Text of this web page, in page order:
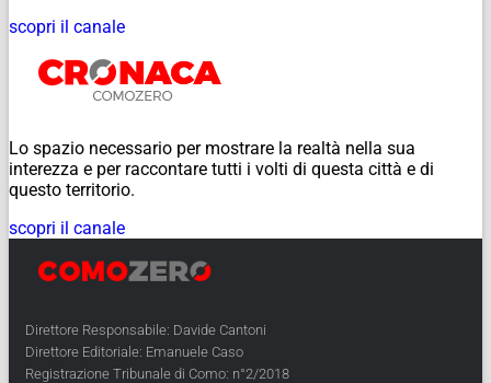
scopri il canale
Lo spazio necessario per mostrare la realtà nella sua
interezza e per raccontare tutti i volti di questa città e di
questo territorio.
scopri il canale
Direttore Responsabile: Davide Cantoni
Direttore Editoriale: Emanuele Caso
Registrazione Tribunale di Como: n°2/2018